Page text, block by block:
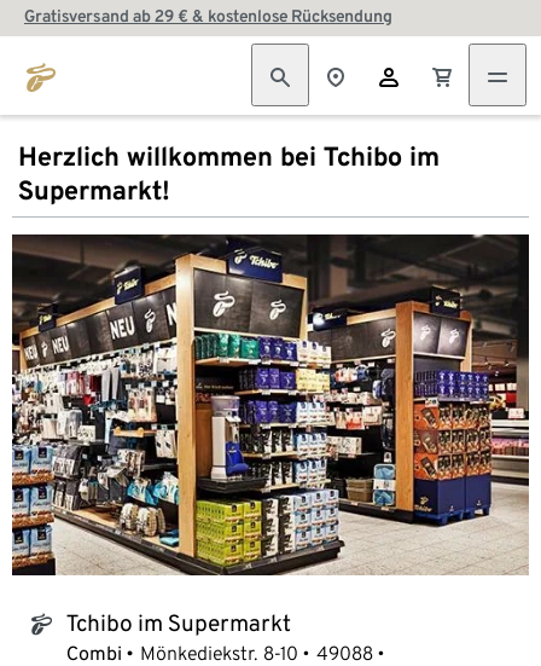
Gratisversand ab 29 € & kostenlose Rücksendung
Herzlich willkommen bei Tchibo im
Supermarkt!
tchibo_logo Tchibo im Supermarkt
Combi Mönkediekstr. 8-10
49088